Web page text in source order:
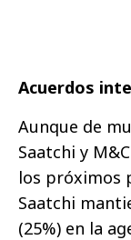
Acuerdos
Aunque de
Saatchi y
los próximos
Saatchi
(25%) en la